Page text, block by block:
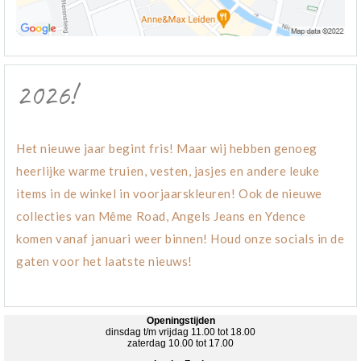
2026!
Het nieuwe jaar begint fris! Maar wij hebben genoeg
heerlijke warme truien, vesten, jasjes en andere leuke
items in de winkel in voorjaarskleuren! Ook de nieuwe
collecties van Même Road, Angels Jeans en Ydence
komen vanaf januari weer binnen! Houd onze socials in de
gaten voor het laatste nieuws!
Openingstijden
dinsdag t/m vrijdag 11.00 tot 18.00
zaterdag 10.00 tot 17.00